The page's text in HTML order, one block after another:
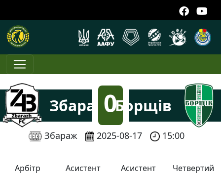
Збараж0
:
Борщів
Збараж 2025-08-17 15:00
Арбітр
Асистент
Асистент
Четвертий